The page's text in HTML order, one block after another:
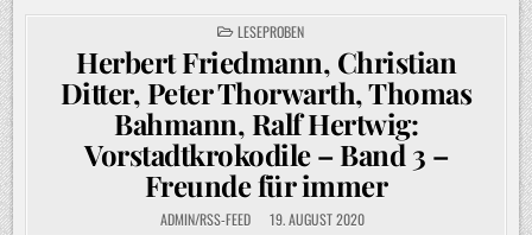
POSTED
IN
LESEPROBEN
Herbert Friedmann, Christian
Ditter, Peter Thorwarth, Thomas
Bahmann, Ralf Hertwig:
Vorstadtkrokodile – Band 3 –
Freunde für immer
ADMIN/RSS-FEED 19. AUGUST 2020